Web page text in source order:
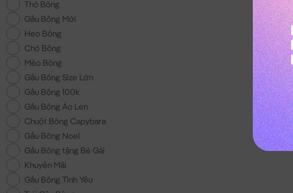
Thỏ Bông
Gấu Bông Mới
Heo Bông
Chó Bông
Mèo Bông
Gấu Bông Size Lớn
Gấu Bông 100k
Gấu Bông Áo Len
Chuột Bông Capybara
Gấu Bông Noel
Gấu Bông tặng Bé Gái
Khuyến Mãi
Gấu Bông Tình Yêu